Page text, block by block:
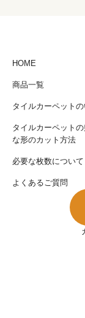
HOME
商品一覧
タイルカーペット
タイルカーペット
な形のカット方法
必要な枚数について
よくあるご質問